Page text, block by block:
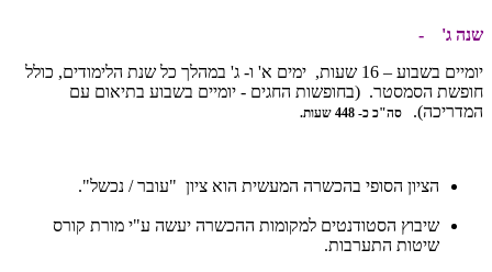
שנה ג' -
יומיים בשבוע – 16 שעות, ימים א' ו- ג' במהלך כל שנת הלימודים, כולל
חופשת הסמסטר. (בחופשות החגים - יומיים בשבוע בתיאום עם
המדריכה).
סה"כ כ- 448 שעות.
הציון הסופי בהכשרה המעשית הוא ציון "עובר / נכשל".
שיבוץ הסטודנטים למקומות ההכשרה יעשה ע"י מורת קורס
שיטות התערבות.